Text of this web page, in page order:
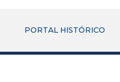
PORTAL HISTÓRICO